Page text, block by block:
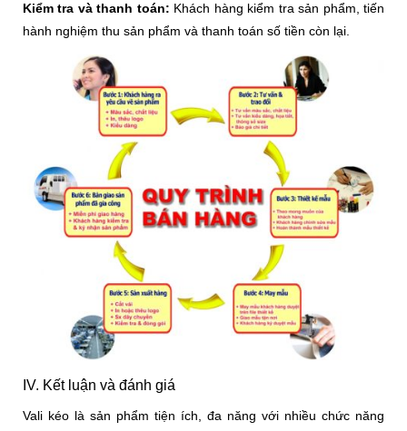
Kiểm tra và thanh toán: Khách hàng kiểm tra sản phẩm, tiến
hành nghiệm thu sản phẩm và thanh toán số tiền còn lại.
IV. Kết luận và đánh giá
Vali kéo là sản phẩm tiện ích, đa năng với nhiều chức năng